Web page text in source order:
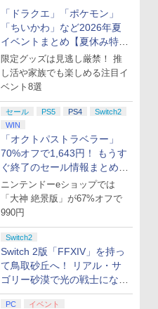
「ドラクエ」「ポケモン」
「ちいかわ」など2026年夏
イベントまとめ【夏休み特
集】
限定グッズは見逃し厳禁！ 推
し活や家族でも楽しめる注目イ
ベント8選
セール PS5 PS4
Switch2
WIN
「オクトパストラベラー」
70%オフで1,643円！ もうす
ぐ終了のセール情報まとめ
【8月8日更新】
ニンテンドーeショップでは
「大神 絶景版」が67%オフで
990円
Switch2
Switch 2版「FFXIV」を持っ
て鳥取砂丘へ！ リアル・サ
ゴリー砂漠で光の戦士になっ
てみた
PC
イベント